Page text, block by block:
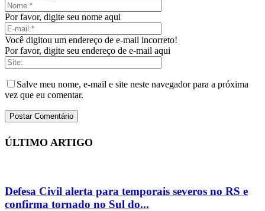
Por favor, digite seu nome aqui
Você digitou um endereço de e-mail incorreto!
Por favor, digite seu endereço de e-mail aqui
Salve meu nome, e-mail e site neste navegador para a próxima
vez que eu comentar.
ÚLTIMO ARTIGO
Defesa Civil alerta para temporais severos no RS e
confirma tornado no Sul do...